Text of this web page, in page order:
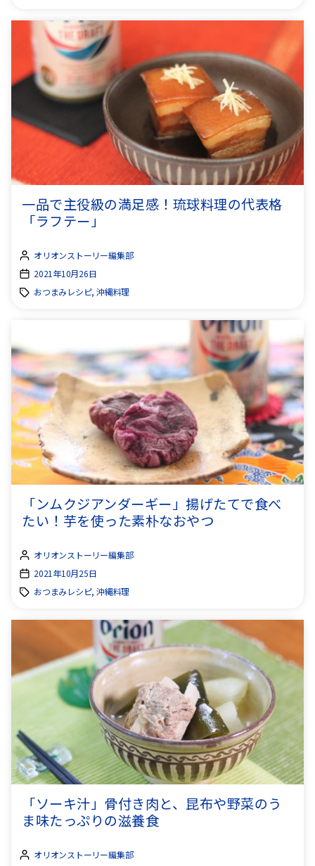
一品で主役級の満足感！琉球料理の代表格
「ラフテー」
オリオンストーリー編集部
2021年10月26日
おつまみレシピ, 沖縄料理
「ンムクジアンダーギー」揚げたてで食べ
たい！芋を使った素朴なおやつ
オリオンストーリー編集部
2021年10月25日
おつまみレシピ, 沖縄料理
「ソーキ汁」骨付き肉と、昆布や野菜のう
ま味たっぷりの滋養食
オリオンストーリー編集部